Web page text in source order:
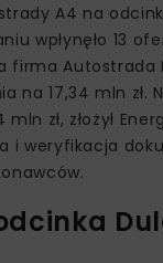
A4 na
wpłynęło 13
firma Autostrada
na 17,34 mln zł.
zł, złożył
i weryfikacja